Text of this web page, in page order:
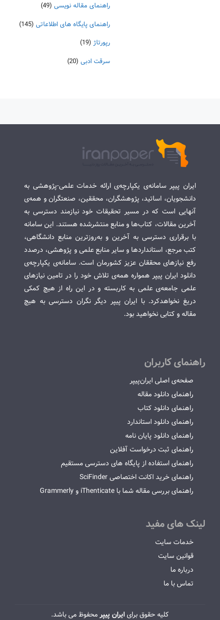
راهنمای مقاله نویسی (49)
راهنمای پایگاه های اطلاعاتی (145)
رپورتاژ (19)
سرقت ادبی (20)
ایران پیپر سامانه‌ی یکپارچه‌ی ارائه خدمات علمی-پژوهشی به
دانشجویان، اساتید، پژوهشگران، محققین، صنعتگران و همه‌ی
آنهایی است که در مسیر تحقیقات خود نیازمند دسترسی به
آخرین مقالات، کتاب‌ها و منابع منتشرشده هستند. این سامانه
با برقراری دسترسی به آخرین و به‌روزترین منابع دانشگاهی،
کتب مرجع، استانداردها و سایر منابع علمی و پژوهشی، درصدد
رفع نیازهای محققان عزیز کشورمان است. سامانه‌ی یکپارچه‌ی
دانلود ایران پیپر همواره همه‌ی تلاش خود را در تامین نیازهای
علمی جامعه‌ی علمی به کاربسته و در این راه از هیچ کمکی
دریغ نخواهدکرد. با ایران پیپر دیگر نگران دسترسی به هیچ
مقاله و کتابی نخواهید بود.
راهنمای کاربران
صفحه‌ی اصلی ایران‌پیپر
راهنمای دانلود مقاله
راهنمای دانلود کتاب
راهنمای دانلود استاندارد
راهنمای دانلود پایان نامه
راهنمای ثبت درخواست آفلاین
راهنمای استفاده از پایگاه های دسترسی مستقیم
راهنمای خرید اکانت اختصاصی SciFinder
راهنمای بررسی مقاله شما با iThenticate و Grammerly
لینک های مفید
خدمات سایت
قوانین سایت
درباره ما
تماس با ما
کلیه حقوق برایایران پیپرمحفوظ می باشد.